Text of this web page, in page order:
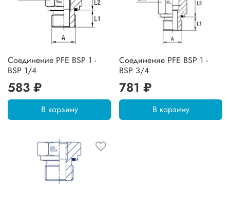
Соединение PFE BSP 1 -
BSP 1/4
583 ₽
В корзину
Соединение PFE BSP 1 -
BSP 3/4
781 ₽
В корзину